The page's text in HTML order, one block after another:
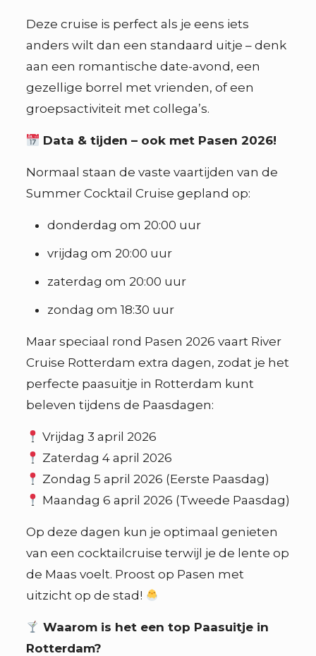
Deze cruise is perfect als je eens iets
anders wilt dan een standaard uitje – denk
aan een romantische date-avond, een
gezellige borrel met vrienden, of een
groepsactiviteit met collega’s.
Data & tijden – ook met Pasen 2026!
Normaal staan de vaste vaartijden van de
Summer Cocktail Cruise gepland op:
donderdag om 20:00 uur
vrijdag om 20:00 uur
zaterdag om 20:00 uur
zondag om 18:30 uur
Maar speciaal rond Pasen 2026 vaart River
Cruise Rotterdam extra dagen, zodat je het
perfecte paasuitje in Rotterdam kunt
beleven tijdens de Paasdagen:
Vrijdag 3 april 2026
Zaterdag 4 april 2026
Zondag 5 april 2026 (Eerste Paasdag)
Maandag 6 april 2026 (Tweede Paasdag)
Op deze dagen kun je optimaal genieten
van een cocktailcruise terwijl je de lente op
de Maas voelt. Proost op Pasen met
uitzicht op de stad!
Waarom is het een top Paasuitje in
Rotterdam?